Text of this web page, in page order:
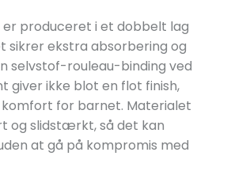
produceret i et dobbelt lag
sikrer ekstra absorbering og
selvstof-rouleau-binding ved
giver ikke blot en flot finish,
for barnet. Materialet
og slidstærkt, så det kan
at gå på kompromis med